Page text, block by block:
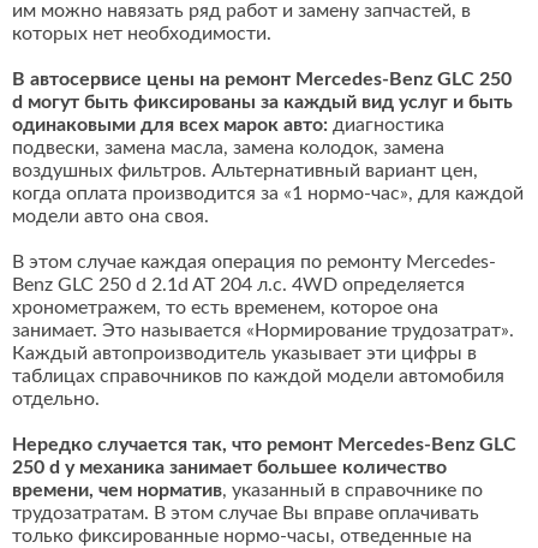
им можно навязать ряд работ и замену запчастей, в
которых нет необходимости.
В автосервисе цены на ремонт Mercedes-Benz GLC 250
d могут быть фиксированы за каждый вид услуг и быть
одинаковыми для всех марок авто: диагностика
подвески, замена масла, замена колодок, замена
воздушных фильтров. Альтернативный вариант цен,
когда оплата производится за «1 нормо-час», для каждой
модели авто она своя.
В этом случае каждая операция по ремонту Mercedes-
Benz GLC 250 d 2.1d AT 204 л.с. 4WD определяется
хронометражем, то есть временем, которое она
занимает. Это называется «Нормирование трудозатрат».
Каждый автопроизводитель указывает эти цифры в
таблицах справочников по каждой модели автомобиля
отдельно.
Нередко случается так, что ремонт Mercedes-Benz GLC
250 d у механика занимает большее количество
времени, чем норматив, указанный в справочнике по
трудозатратам. В этом случае Вы вправе оплачивать
только фиксированные нормо-часы, отведенные на